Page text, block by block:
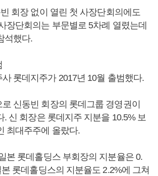
회장 없이 열린 첫 사장단회의에도
장단회의는 부문별로 5차례 열렸는데
석했다.
롯데지주가 2017년 10월 출범했다.
신동빈 회장의 롯데그룹 경영권이
. 신 회장은 롯데지주 지분을 10.5% 보
최대주주에 올랐다.
본 롯데홀딩스 부회장의 지분율은 0.
롯데홀딩스의 지분율도 2.2%에 그쳐